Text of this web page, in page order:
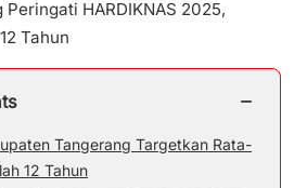
−
Tangerang Targetkan Rata-
12 Tahun